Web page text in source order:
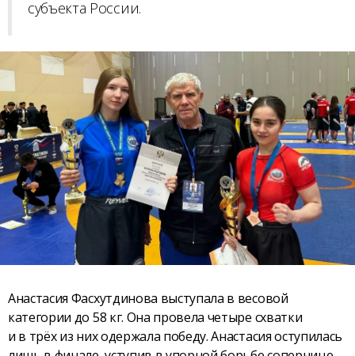
субъекта России.
Анастасия Фасхутдинова выступала в весовой
категории до 58 кг. Она провела четыре схватки
и в трёх из них одержала победу. Анастасия оступилась